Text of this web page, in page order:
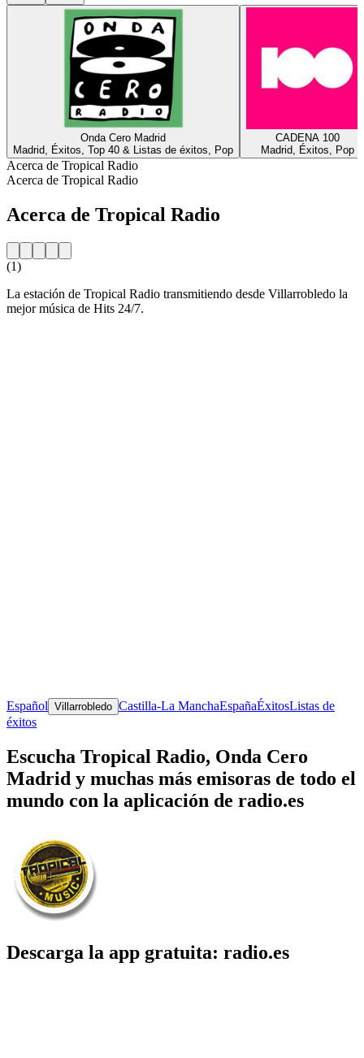
Onda Cero Madrid
Madrid, Éxitos, Top 40 & Listas de éxitos, Pop
CADENA 100
Madrid, Éxitos, Pop
Acerca de Tropical Radio
Acerca de Tropical Radio
Acerca de Tropical Radio
(1)
La estación de Tropical Radio transmitiendo desde Villarrobledo la
mejor música de Hits 24/7.
Español Villarrobledo Castilla-La ManchaEspañaÉxitosListas de
éxitos
Escucha Tropical Radio, Onda Cero
Madrid y muchas más emisoras de todo el
mundo con la aplicación de radio.es
Descarga la app gratuita: radio.es